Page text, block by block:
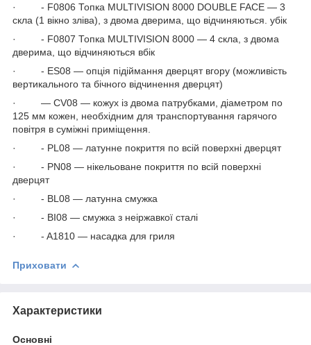
· - F0806 Топка MULTIVISION 8000 DOUBLE FACE — 3
скла (1 вікно зліва), з двома дверима, що відчиняються. убік
· - F0807 Топка MULTIVISION 8000 — 4 скла, з двома
дверима, що відчиняються вбік
· - ES08 — опція підіймання дверцят вгору (можливість
вертикального та бічного відчинення дверцят)
· — CV08 — кожух із двома патрубками, діаметром по
125 мм кожен, необхідним для транспортування гарячого
повітря в суміжні приміщення.
· - PL08 — латунне покриття по всій поверхні дверцят
· - PN08 — нікельоване покриття по всій поверхні
дверцят
· - BL08 — латунна смужка
· - BI08 — смужка з неіржавкої сталі
· - A1810 — насадка для гриля
Приховати
Характеристики
Основні